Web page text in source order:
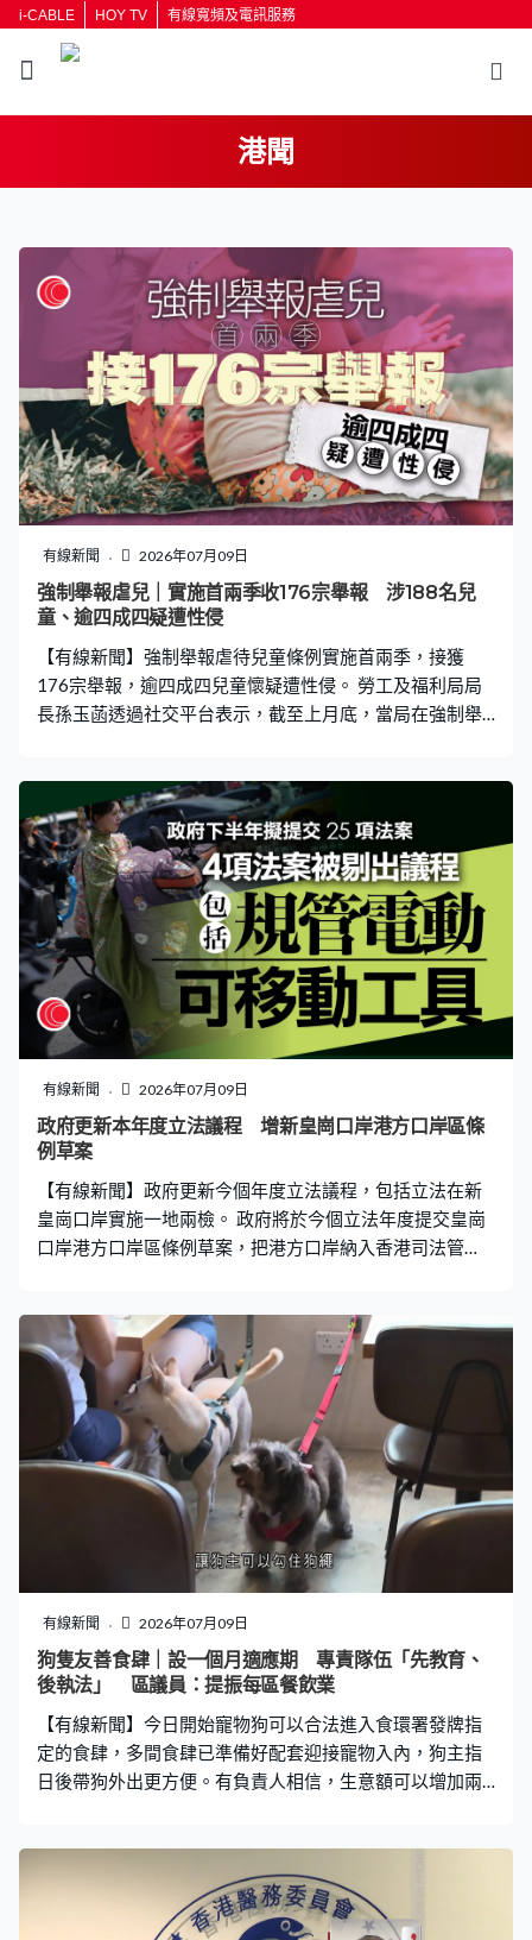
i-CABLE HOY TV 有線寬頻及電訊服務
港聞
按輸入鍵開始搜尋
有線新聞 2026年07月09日
強制舉報虐兒｜實施首兩季收176宗舉報 涉188名兒
童、逾四成四疑遭性侵
【有線新聞】強制舉報虐待兒童條例實施首兩季，接獲
176宗舉報，逾四成四兒童懷疑遭性侵。 勞工及福利局局
長孫玉菡透過社交平台表示，截至上月底，當局在強制舉
體受傷害或虐待；一成七被疏忽照顧。孫玉菡形容條例實
施平穩，未有出現大量濫報或誤報，當局將繼續加強預防
虐兒工作，保障兒童福祉。
有線新聞 2026年07月09日
政府更新本年度立法議程 增新皇崗口岸港方口岸區條
例草案
【有線新聞】政府更新今個年度立法議程，包括立法在新
皇崗口岸實施一地兩檢。 政府將於今個立法年度提交皇崗
口岸港方口岸區條例草案，把港方口岸納入香港司法管
法、規管電動可移動工具以及規管醫療器械的法案。
有線新聞 2026年07月09日
狗隻友善食肆｜設一個月適應期 專責隊伍「先教育、
後執法」 區議員：提振每區餐飲業
【有線新聞】今日開始寵物狗可以合法進入食環署發牌指
定的食肆，多間食肆已準備好配套迎接寵物入內，狗主指
日後帶狗外出更方便。有負責人相信，生意額可以增加兩
狗的好去處，夏日炎炎，這對狗主遛狗後，這日終於可以
帶同狗隻一同入咖啡廳「嘆冷氣」。Sarah：「這時候天氣